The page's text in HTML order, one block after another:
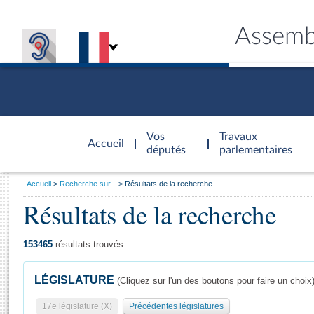
Accueil
d'accueil
Vos
députés
Travaux
parlementaires
Général
Vous
Accueil Recherche sur... Résultats de la recherche
Résultats de la recherche
153465 résultats trouvés
LÉGISLATURE (Cliquez sur l'un des boutons pour faire un choix)
17e législature (X) Précédentes législatures